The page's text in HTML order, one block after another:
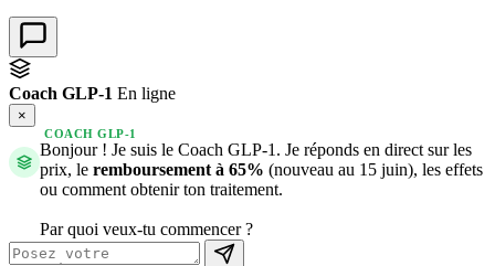
Coach GLP-1 En ligne
×
COACH GLP-1
Bonjour ! Je suis le Coach GLP-1. Je réponds en direct sur les
prix, le remboursement à 65% (nouveau au 15 juin), les effets
ou comment obtenir ton traitement.
Par quoi veux-tu commencer ?